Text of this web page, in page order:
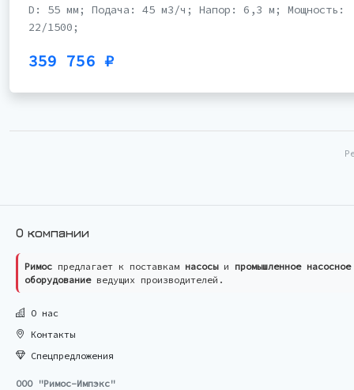
D: 55 мм; Подача: 45 м3/ч; Напор: 6,3 м; Мощность:
22/1500;
359 756 ₽
О компании
Римос предлагает к поставкам насосыи промышленное насосное
оборудованиеведущих производителей.
О нас
Контакты
Спецпредложения
ООО "Римос-Импэкс"